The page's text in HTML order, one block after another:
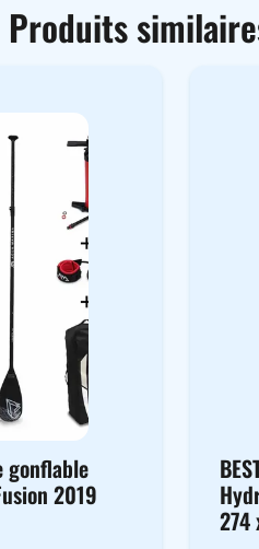
Produits
gonflable
2019
274